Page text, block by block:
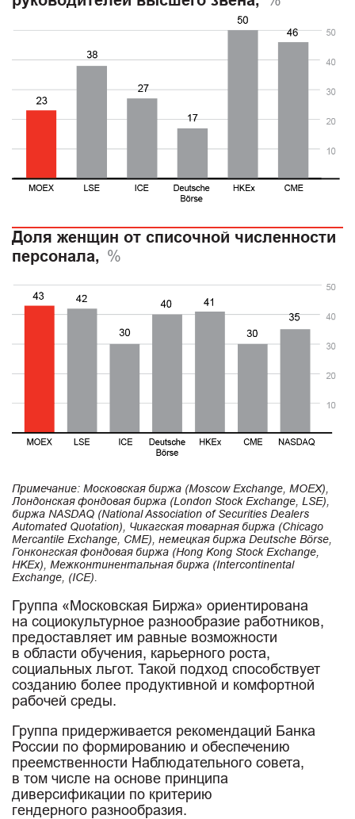
Доля женщин от списочной численности
персонала, %
Примечание: Московская биржа (Moscow Exchange, MOEX),
Лондонская фондовая биржа (London Stock Exchange, LSE),
биржа NASDAQ (National Association of Securities Dealers
Automated Quotation), Чикагская товарная биржа (Chicago
Mercantile Exchange, CME), немецкая биржа Deutsche Börse,
Гонконгская фондовая биржа (Hong Kong Stock Exchange,
HKEx), Межконтинентальная биржа (Intercontinental
Exchange, (ICE).
Группа «Московская Биржа» ориентирована
на социокультурное разнообразие работников,
предоставляет им равные возможности
в области обучения, карьерного роста,
социальных льгот. Такой подход способствует
созданию более продуктивной и комфортной
рабочей среды.
Группа придерживается рекомендаций Банка
России по формированию и обеспечению
преемственности Наблюдательного совета,
в том числе на основе принципа
диверсификации по критерию
гендерного разнообразия.